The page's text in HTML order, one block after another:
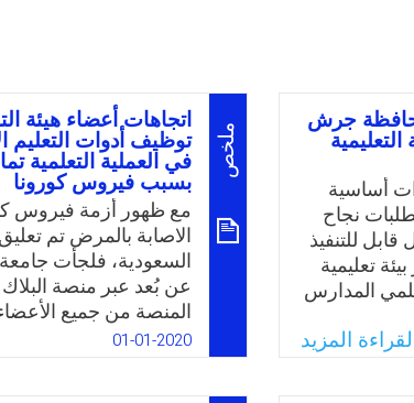
جرش
أساسية
نجاح
للتنفيذ
تعليمية
المدارس
كمحاولة
وعلاقة
الدراسة
لقراءة المزيد
ملخص
اتجاهات أعضاء هيئة
توظيف أدوات التعليم
في العملية التعلمية
بسبب فيروس كورونا
مع ظهور أزمة فيروس
الاصابة بالمرض تم
السعودية، فلجأت جامعة
عن بُعد عبر منصة
المنصة من جميع
أدواتها فقط كرفع
والواجبات وعدم تفعيل
والمدونات، والأنشطة
01-01-2020